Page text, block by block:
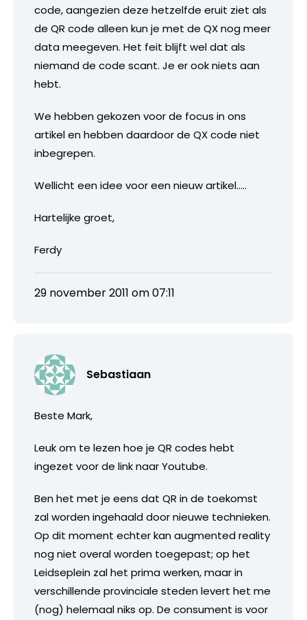
code, aangezien deze hetzelfde eruit ziet als
de QR code alleen kun je met de QX nog meer
data meegeven. Het feit blijft wel dat als
niemand de code scant. Je er ook niets aan
hebt.
We hebben gekozen voor de focus in ons
artikel en hebben daardoor de QX code niet
inbegrepen.
Wellicht een idee voor een nieuw artikel…..
Hartelijke groet,
Ferdy
29 november 2011 om 07:11
Sebastiaan
Beste Mark,
Leuk om te lezen hoe je QR codes hebt
ingezet voor de link naar Youtube.
Ben het met je eens dat QR in de toekomst
zal worden ingehaald door nieuwe technieken.
Op dit moment echter kan augmented reality
nog niet overal worden toegepast; op het
Leidseplein zal het prima werken, maar in
verschillende provinciale steden levert het me
(nog) helemaal niks op. De consument is voor